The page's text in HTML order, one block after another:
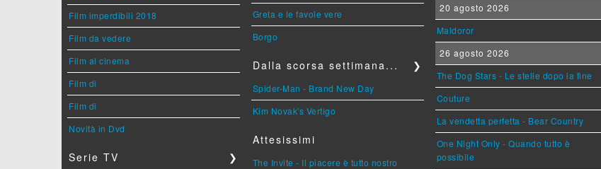
Film imperdibili 2018
Film da vedere
Film al cinema
Film di
Film di
Novità in Dvd
Serie TV ❯
Greta e le favole vere
Borgo
Dalla scorsa settimana... ❯
Spider-Man - Brand New Day
Kim Novak's Vertigo
Attesissimi
The Invite - Il piacere è tutto nostro
20 agosto 2026
Maldoror
26 agosto 2026
The Dog Stars - Le stelle dopo la fine
Couture
La vendetta perfetta - Bear Country
One Night Only - Quando tutto è
possibile